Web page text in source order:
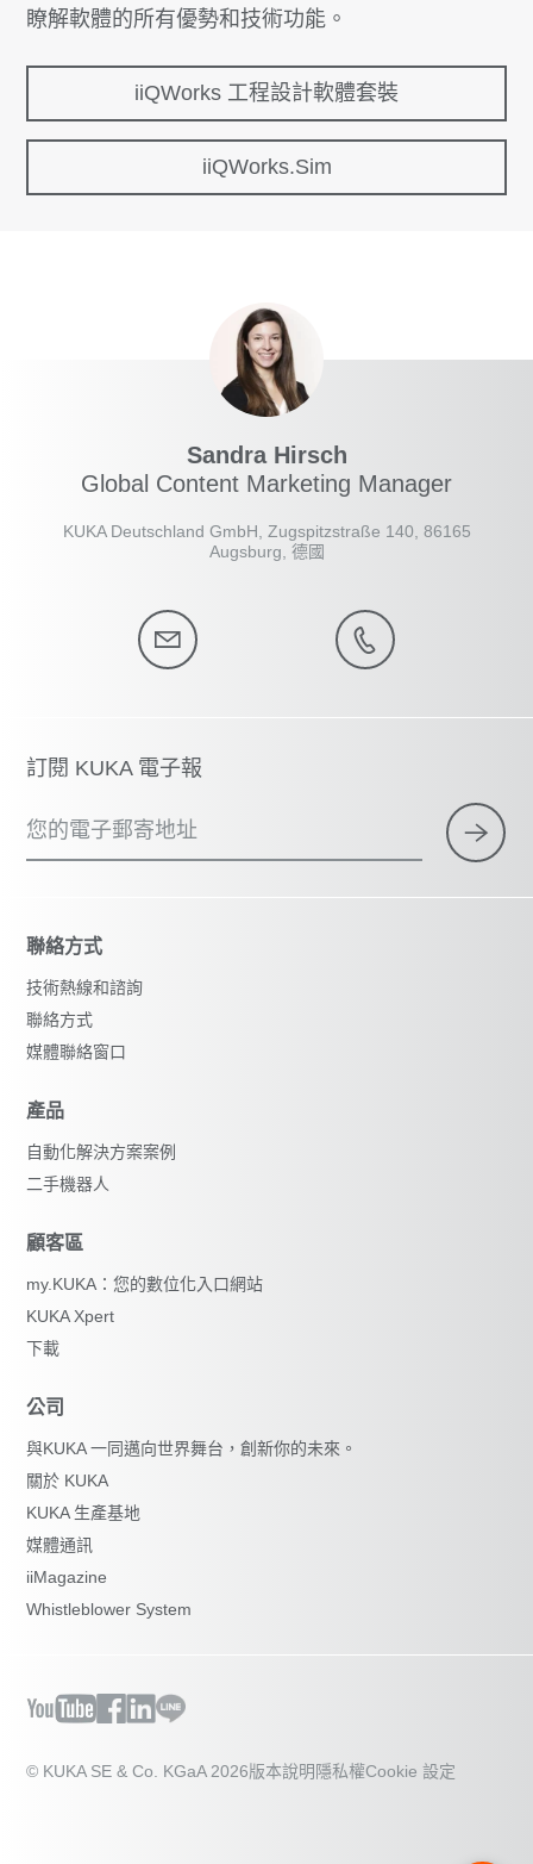
瞭解軟體的所有優勢和技術功能。
iiQWorks 工程設計軟體套裝
iiQWorks.Sim
Sandra Hirsch
Global Content Marketing Manager
KUKA Deutschland GmbH, Zugspitzstraße 140, 86165
Augsburg, 德國
訂閱 KUKA 電子報
您的電子郵寄地址
聯絡方式
技術熱線和諮詢
聯絡方式
媒體聯絡窗口
產品
自動化解決方案案例
二手機器人
顧客區
my.KUKA：您的數位化入口網站
KUKA Xpert
下載
公司
與KUKA 一同邁向世界舞台，創新你的未來。
關於 KUKA
KUKA 生產基地
媒體通訊
iiMagazine
Whistleblower System
© KUKA SE & Co. KGaA 2026版本說明 隱私權Cookie 設定